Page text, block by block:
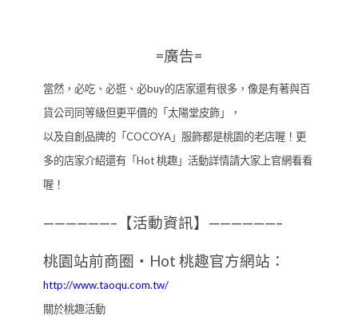
=廣告=
當然，必吃、必逛、必buy的店家還有很多，像是有著與百
貨公司同等級但更平價的「太陽堂皮飾」，
以及自創品牌的「COCOYA」服飾都是桃園的老店喔！更
多的店家介紹還有「Hot 桃趣」活動詳情請大家上官網看看
喔！
——————–【活動資訊】——————–
桃園站前商圈‧Hot 桃趣官方網站：
http://www.taoqu.com.tw/
關於桃趣活動